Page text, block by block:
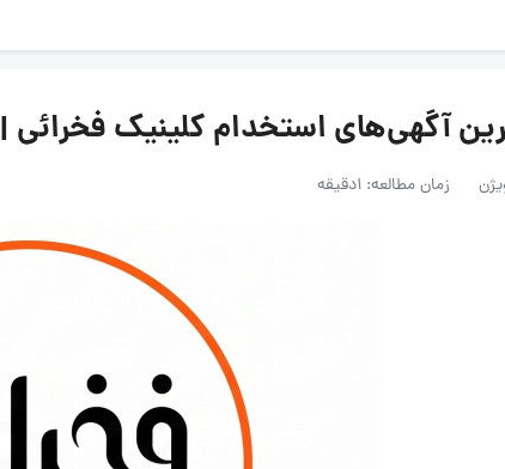
استخدام کلینیک فخرائی | ۲۰ خرداد ۱۴۰۵
زمان مطالعه: 1دقیقه